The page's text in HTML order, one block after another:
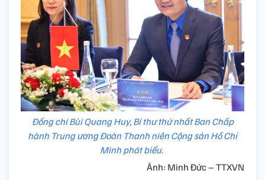
Đồng chí Bùi Quang Huy, Bí thư thứ nhất Ban Chấp
hành Trung ương Đoàn Thanh niên Cộng sản Hồ Chí
Minh phát biểu.
Ảnh: Minh Đức – TTXVN